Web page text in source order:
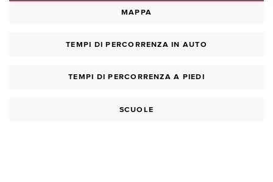
MAPPA
TEMPI DI PERCORRENZA IN AUTO
TEMPI DI PERCORRENZA A PIEDI
SCUOLE